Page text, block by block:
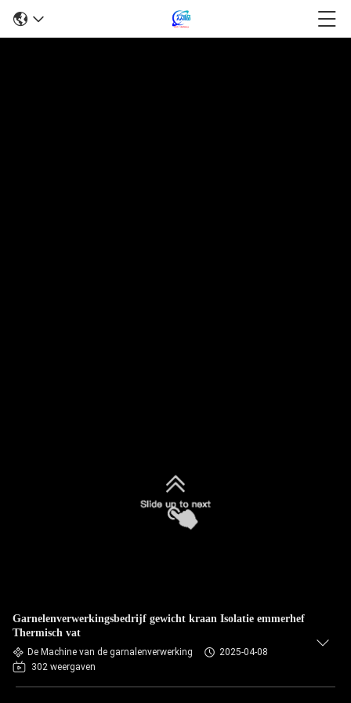
Garnelenverwerkingsbedrijf gewicht kraan Isolatie emmerhef
Thermisch vat
De Machine van de garnalenverwerking
2025-04-08
302 weergaven